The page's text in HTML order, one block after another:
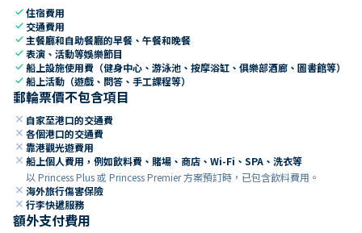
check住宿費用
check 交通費用
check 主餐廳和自助餐廳的早餐、午餐和晚餐
check表演、活動等娛樂節目
check船上設施使用費（健身中心、游泳池、按摩浴缸、俱樂部酒廊、圖書館等）
check船上活動（遊戲、問答、手工課程等）
郵輪票價不包含項目
close 自家至港口的交通費
close 各個港口的交通費
close 靠港觀光遊費用
close 船上個人費用，例如飲料費、賭場、商店、Wi-Fi、SPA、洗衣等
以 Princess Plus 或 Princess Premier 方案預訂時，已包含飲料費用。
close 海外旅行傷害保險
close 行李快遞服務
額外支付費用